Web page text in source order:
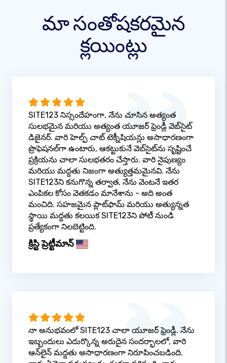
మా సంతోషకరమైన
క్లయింట్లు
SITE123 నిస్సందేహంగా, నేను చూసిన అత్యంత
సులభమైన మరియు అత్యంత యూజర్ ఫ్రెండ్లీ వెబ్‌సైట్
డిజైనర్. వారి హెల్ప్ చాట్ టెక్నీషియన్లు అసాధారణంగా
ప్రొఫెషనల్‌గా ఉంటారు, ఆకట్టుకునే వెబ్‌సైట్‌ను సృష్టించే
ప్రక్రియను చాలా సులభతరం చేస్తారు. వారి నైపుణ్యం
మరియు మద్దతు నిజంగా అత్యుత్తమమైనవి. నేను
SITE123ని కనుగొన్న తర్వాత, నేను వెంటనే ఇతర
ఎంపికల కోసం వెతకడం మానేశాను - అది అంత
మంచిది. సహజమైన ప్లాట్‌ఫామ్ మరియు అత్యున్నత
స్థాయి మద్దతు కలయిక SITE123ని పోటీ నుండి
ప్రత్యేకంగా నిలబెట్టింది.
క్రిస్టి ప్రెట్టీమాన్
నా అనుభవంలో SITE123 చాలా యూజర్ ఫ్రెండ్లీ. నేను
ఇబ్బందులు ఎదుర్కొన్న అరుదైన సందర్భాలలో, వారి
ఆన్‌లైన్ మద్దతు అసాధారణంగా నిరూపించబడింది.